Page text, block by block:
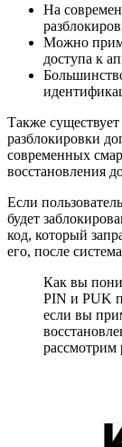
На
Можно
доступа к
Также
разблокировки
современных
восстановления
Если
будет
код, который
его, после
Как вы
PIN и PUK
если вы
рассмотрим